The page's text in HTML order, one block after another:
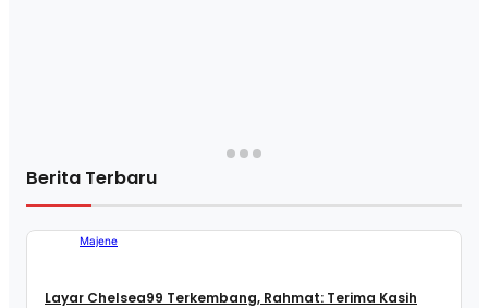
Berita Terbaru
Majene
Layar Chelsea99 Terkembang, Rahmat: Terima Kasih